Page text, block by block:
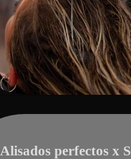
Alisados perfectos x